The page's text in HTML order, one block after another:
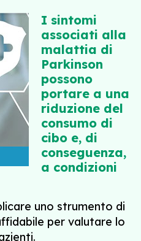
I sintomi
associati alla
malattia di
Parkinson
possono
portare a una
riduzione del
consumo di
cibo e, di
conseguenza,
a condizioni
uno strumento di
per valutare lo